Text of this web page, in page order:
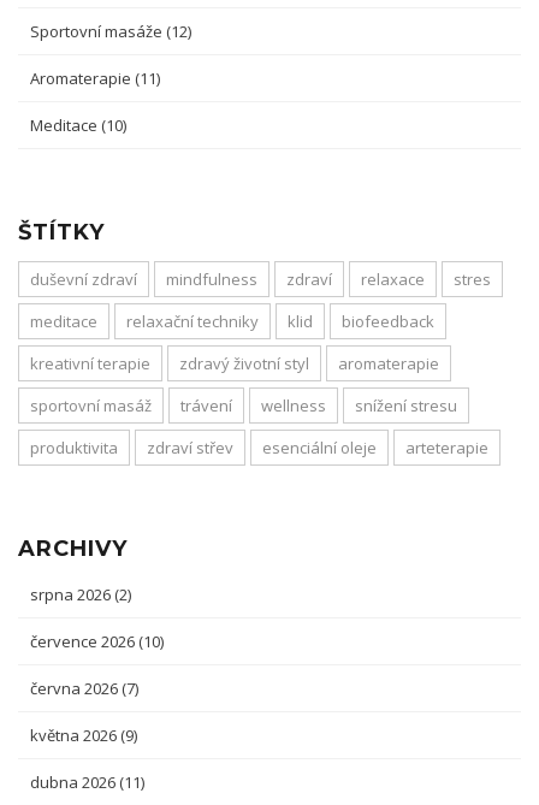
Sportovní masáže (12)
Aromaterapie (11)
Meditace (10)
ŠTÍTKY
duševní zdraví mindfulness zdraví relaxace
stres
meditace
relaxační techniky klid
biofeedback
kreativní terapie
zdravý životní styl
aromaterapie
sportovní masáž
trávení wellness
snížení stresu
produktivita
zdraví střev esenciální oleje arteterapie
ARCHIVY
srpna 2026 (2)
července 2026 (10)
června 2026 (7)
května 2026 (9)
dubna 2026 (11)